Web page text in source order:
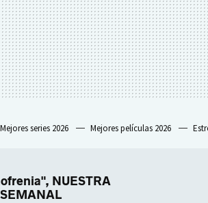
Mejores series 2026 Mejores películas 2026
NUESTRA